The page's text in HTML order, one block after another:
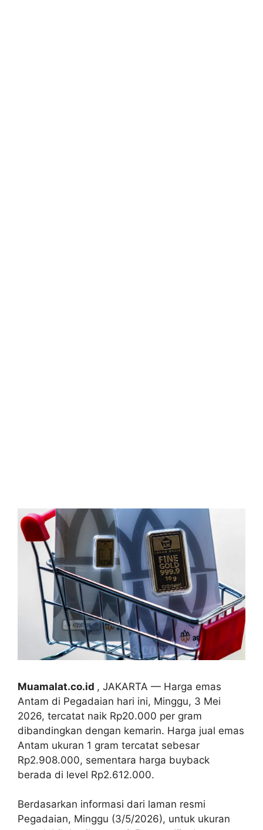
Muamalat.co.id , JAKARTA — Harga emas
Antam di Pegadaian hari ini, Minggu, 3 Mei
2026, tercatat naik Rp20.000 per gram
dibandingkan dengan kemarin. Harga jual emas
Antam ukuran 1 gram tercatat sebesar
Rp2.908.000, sementara harga buyback
berada di level Rp2.612.000.
Berdasarkan informasi dari laman resmi
Pegadaian, Minggu (3/5/2026), untuk ukuran